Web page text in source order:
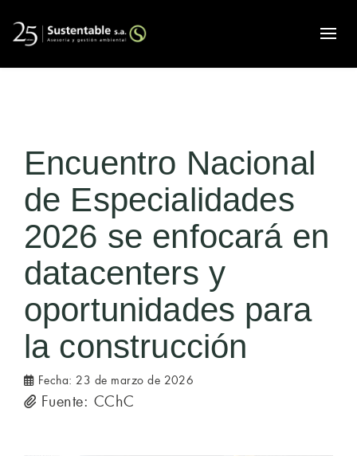
Encuentro Nacional
de Especialidades
2026 se enfocará en
datacenters y
oportunidades para
la construcción
Fecha: 23 de marzo de 2026
Fuente: CChC